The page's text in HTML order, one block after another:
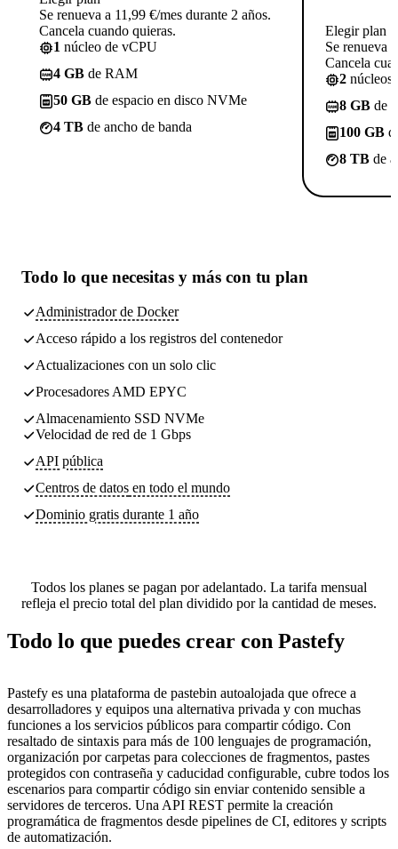
Se renueva a 11,99 €/mes durante 2 años.
Cancela cuando quieras.
1 núcleo de vCPU
4 GB de RAM
50 GB de espacio en disco NVMe
4 TB de ancho de banda
Elegir plan
Se renueva
Cancela
2 núcleos
8 GB de
100 GB
8 TB de
Todo lo que necesitas y más con tu plan
Administrador de Docker
Acceso rápido a los registros del contenedor
Actualizaciones con un solo clic
Procesadores AMD EPYC
Almacenamiento SSD NVMe
Velocidad de red de 1 Gbps
API pública
Centros de datos en todo el mundo
Dominio gratis durante 1 año
Todos los planes se pagan por adelantado. La tarifa mensual
refleja el precio total del plan dividido por la cantidad de meses.
Todo lo que puedes crear con Pastefy
Pastefy es una plataforma de pastebin autoalojada que ofrece a
desarrolladores y equipos una alternativa privada y con muchas
funciones a los servicios públicos para compartir código. Con
resaltado de sintaxis para más de 100 lenguajes de programación,
organización por carpetas para colecciones de fragmentos, pastes
protegidos con contraseña y caducidad configurable, cubre todos los
escenarios para compartir código sin enviar contenido sensible a
servidores de terceros. Una API REST permite la creación
programática de fragmentos desde pipelines de CI, editores y scripts
de automatización.